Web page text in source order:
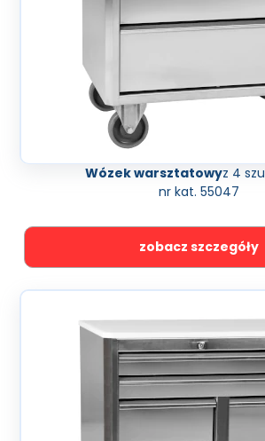
Wózek warsztatowyz 4
nr kat. 55047
zobacz szczegóły